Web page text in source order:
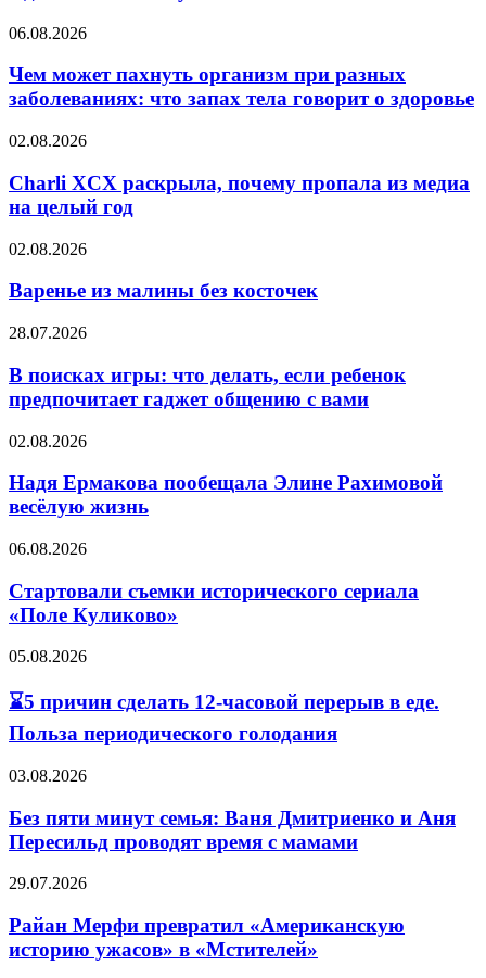
про
мужскую
неадекватными
Хорошева,
Адеева
Рахимову
Чем
пахнуть
организм
при
заболеваниях:
запах
тела
о
06.08.2026
Чем может пахнуть организм при разных
заболеваниях: что запах тела говорит о здоровье
Charli
раскрыла,
почему
пропала
медиа
целый
02.08.2026
Charli XCX раскрыла, почему пропала из медиа
на целый год
Варенье
малины
косточек
02.08.2026
Варенье из малины без косточек
В
игры:
что
делать,
ребенок
гаджет
общению
вами
28.07.2026
В поисках игры: что делать, если ребенок
предпочитает гаджет общению с вами
Надя
пообещала
Элине
Рахимовой
жизнь
02.08.2026
Надя Ермакова пообещала Элине Рахимовой
весёлую жизнь
Стартовали
исторического
сериала
«Поле
06.08.2026
Стартовали съемки исторического сериала
«Поле Куликово»
⌛
причин
сделать
12-
перерыв
еде.
Польза
голодания
05.08.2026
⌛5 причин сделать 12-часовой перерыв в еде.
Польза периодического голодания
Без
минут
семья:
Ваня
и
Пересильд
проводят
03.08.2026
Без пяти минут семья: Ваня Дмитриенко и Аня
Пересильд проводят время с мамами
Райан
превратил
«Американскую
историю
29.07.2026
Райан Мерфи превратил «Американскую
историю ужасов» в «Мстителей»